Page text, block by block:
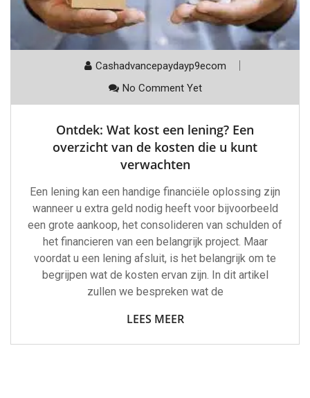
Cashadvancepaydayp9ecom
No Comment Yet
Ontdek: Wat kost een lening? Een
overzicht van de kosten die u kunt
verwachten
Een lening kan een handige financiële oplossing zijn
wanneer u extra geld nodig heeft voor bijvoorbeeld
een grote aankoop, het consolideren van schulden of
het financieren van een belangrijk project. Maar
voordat u een lening afsluit, is het belangrijk om te
begrijpen wat de kosten ervan zijn. In dit artikel
zullen we bespreken wat de
LEES MEER